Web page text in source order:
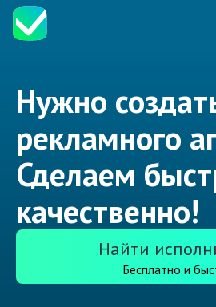
Нужно
рекламного
Сделаем
качественно!
Найти
Бесплатно и